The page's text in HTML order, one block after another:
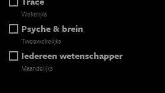
Wekelijks
Psyche & brein
Tweewekelijks
Iedereen wetenschapper
Maandelijks